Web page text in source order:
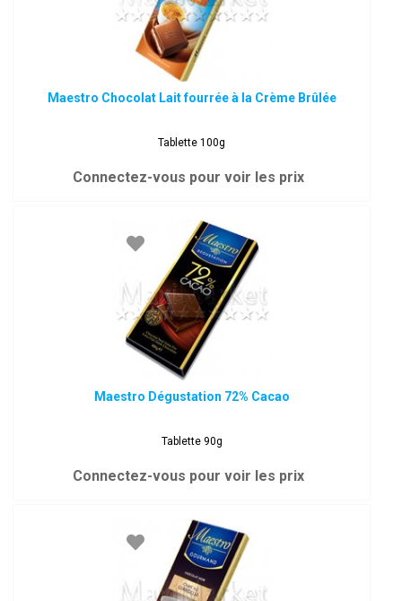
Maestro Chocolat Lait fourrée à la Crème Brûlée
Tablette 100g
Connectez-vous pour voir les prix
Maestro Dégustation 72% Cacao
Tablette 90g
Connectez-vous pour voir les prix